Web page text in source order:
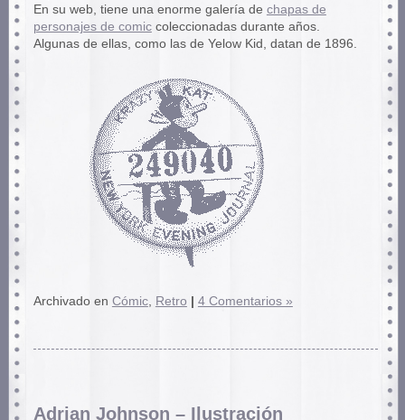
En su web, tiene una enorme galería de chapas de
personajes de comiccoleccionadas durante años.
Algunas de ellas, como las de Yelow Kid, datan de 1896.
Archivado en Cómic, Retro 4 Comentarios »
Adrian Johnson – Ilustración